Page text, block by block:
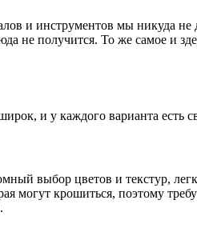
и инструментов мы никуда
не получится. То же самое и
и у каждого варианта
выбор цветов и текстур,
могут крошиться, поэтому